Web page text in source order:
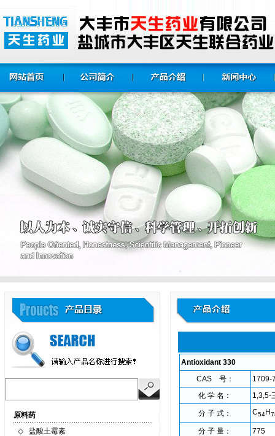
原料药
◇
盐酸土霉素
Antioxidant 330
CAS 号：
1709-
化 学 名：
1,3,5-
分 子 式： C54 H
分 子 量： 775